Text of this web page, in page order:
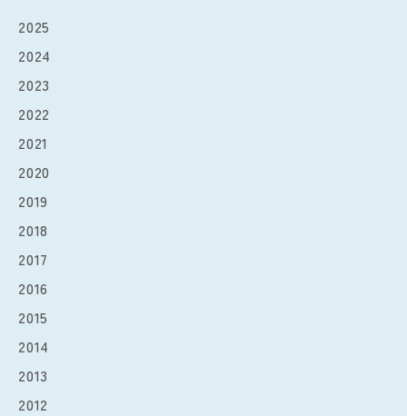
2025
2024
2023
2022
2021
2020
2019
2018
2017
2016
2015
2014
2013
2012